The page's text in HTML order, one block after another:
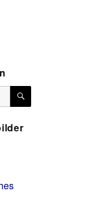
SUCHEN